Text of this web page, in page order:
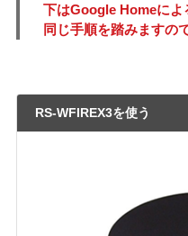
下はGoogle Homeに
同じ手順を踏みますの
RS-WFIREX3を使う